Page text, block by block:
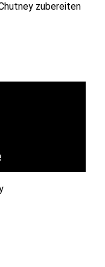
zubereiten